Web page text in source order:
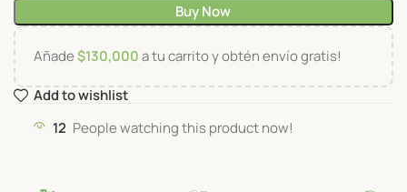
Buy Now
Añade$130,000a tu carrito y obtén envío gratis!
Add to wishlist
12 People watching this product now!